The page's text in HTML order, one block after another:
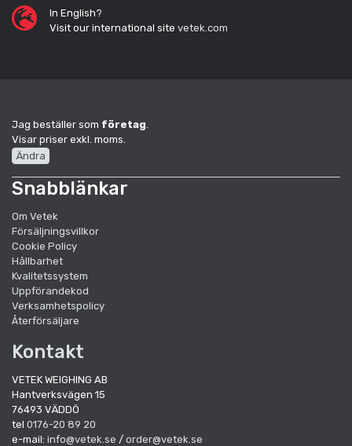
In English?
Visit our international site vetek.com
Jag beställer som företag.
Visar priser exkl. moms.
Ändra
Snabblänkar
Om Vetek
Försäljningsvillkor
Cookie Policy
Hållbarhet
Kvalitetssystem
Uppförandekod
Verksamhetspolicy
Återförsäljare
Kontakt
VETEK WEIGHING AB
Hantverksvägen 15
76493 VÄDDÖ
tel 0176-20 89 20
e-mail: info@vetek.se / order@vetek.se